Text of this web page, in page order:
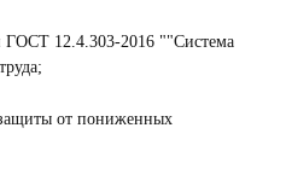
ГОСТ 12.4.303-2016 ""Система
от пониженных